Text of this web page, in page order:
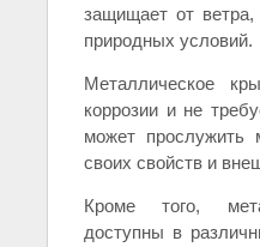
защищает от ветра,
природных условий.
Металлическое
коррозии и не
может прослужить
своих свойств и
Кроме того,
доступны в